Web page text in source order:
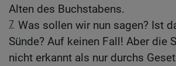
Alten des Buchstabens.
7 Was sollen wir nun sagen? Ist
Sünde? Auf keinen Fall! Aber die
nicht erkannt als nur durchs